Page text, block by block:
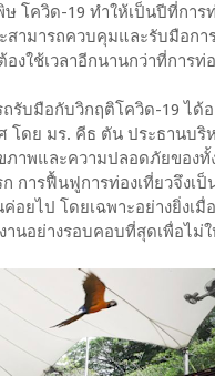
โควิด-19 ทำให้เป็นปีที่การ
สามารถควบคุมและรับมือกา
ใช้เวลาอีกนานกว่าที่การท่
รับมือกับวิกฤติโควิด-19 ได้
โดย มร. คีธ ตัน ประธานบริ
ภาพและความปลอดภัยของ
ารฟื้นฟูการท่องเที่ยวจึงเป็
ยไป โดยเฉพาะอย่างยิ่งเมื่
านอย่างรอบคอบที่สุดเพื่อไม่